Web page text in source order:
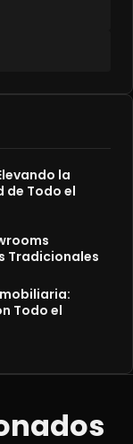
la
de Todo el
Tradicionales
Todo el